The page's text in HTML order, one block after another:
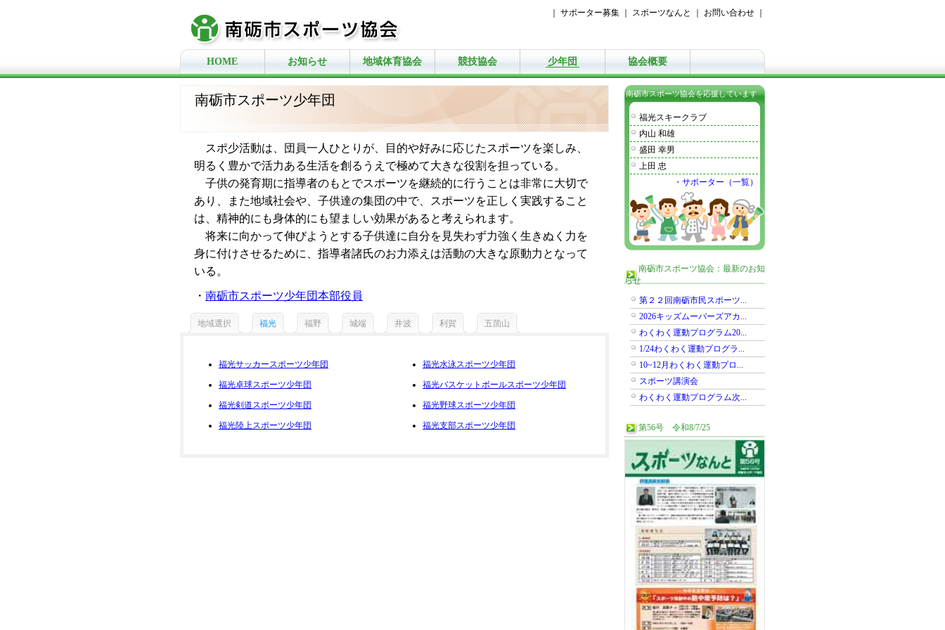
サポーター募集 スポーツなんと お問い合わせ
HOME お知らせ 地域体育協会 競技協会 少年団 協会概要
南砺市スポーツ少年団
スポ少活動は、団員一人ひとりが、目的や好みに応じたスポーツを楽しみ、
明るく豊かで活力ある生活を創るうえで極めて大きな役割を担っている。
子供の発育期に指導者のもとでスポーツを継続的に行うことは非常に大切で
あり、また地域社会や、子供達の集団の中で、スポーツを正しく実践すること
は、精神的にも身体的にも望ましい効果があると考えられます。
将来に向かって伸びようとする子供達に自分を見失わず力強く生きぬく力を
身に付けさせるために、指導者諸氏のお力添えは活動の大きな原動力となって
いる。
・ 南砺市スポーツ少年団本部役員
地域選択 福光 福野 城端 井波 利賀 五箇山
福光サッカースポーツ少年団
福光卓球スポーツ少年団
福光剣道スポーツ少年団
福光陸上スポーツ少年団
福光水泳スポーツ少年団
福光バスケットボールスポーツ少年団
福光野球スポーツ少年団
福光支部スポーツ少年団
南砺市スポーツ協会を応援しています
福光スキークラブ
内山 和雄
盛田 幸男
上田 忠
・サポーター（一覧）
南砺市スポーツ協会：最新のお知
らせ
第２２回南砺市民スポーツ...
2026キッズムーバーズアカ...
わくわく運動プログラム20...
1/24わくわく運動プログラ...
10~12月わくわく運動プロ...
スポーツ講演会
わくわく運動プログラム次...
第56号 令和8/7/25